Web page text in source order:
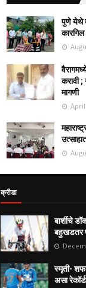
पुणे येथे
करावी ;
मागणी
April
क्रीडा
बार्शीचे
बहुखडतर
स्मृती-
असा